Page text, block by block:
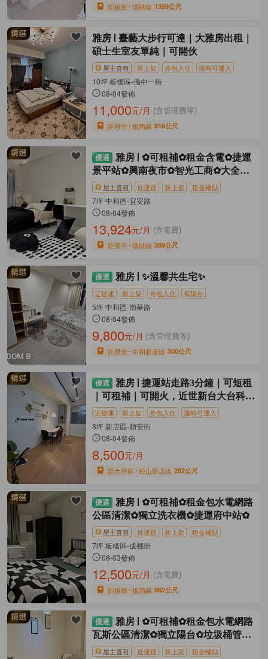
距板新 環狀線 1359公尺
雅房
臺藝大步行可達｜大雅房出租｜
碩士生室友單純｜可開伙
屋主直租 新上架 拎包入住 隨時可遷入
10坪 板橋區-僑中一街
08-04發佈
11,000元/月 (含管理費等)
距府中 板南線 916公尺
雅房
✿可租補✿租金含電✿捷運
景平站✿興南夜市✿智光工商✿大全聯
✿ 屋主直租 近捷運 新上架 租金補貼
7坪 中和區-宜安路
08-04發佈
13,924元/月 (含電費)
距景平 環狀線 389公尺
雅房 ✨溫馨共生宅✨
近捷運 新上架 拎包入住 有陽台
5坪 中和區-南華路
08-04發佈
9,800元/月 (含管理費等)
距景安 中和新蘆線 300公尺
雅房
捷運站走路3分鐘｜可短租
｜可租補｜可開火，近世新台大台科師
大
近捷運 新上架 拎包入住 隨時可遷入
8坪 新店區-順安街
08-04發佈
8,500元/月
距大坪林 松山新店線 282公尺
雅房
✿可租補✿租金包水電網路
公區清潔✿獨立洗衣機✿捷運府中站✿
屋主直租 近捷運 新上架 租金補貼
7坪 板橋區-成都街
08-03發佈
12,500元/月 (含電費)
距板橋 板南線 962公尺
雅房
✿可租補✿租金包水電網路
瓦斯公區清潔✿獨立陽台✿垃圾桶管理
✿ 屋主直租 近捷運 新上架 租金補貼